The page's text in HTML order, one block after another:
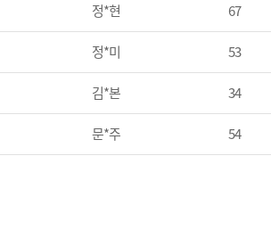
정*현 67
정*미 53
김*본 34
문*주 54